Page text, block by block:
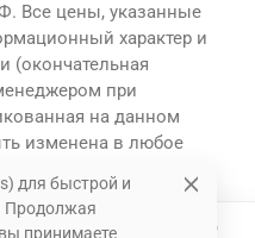
Все цены, указанные
характер и
(окончательная
при
на данном
изменена в любое
для быстрой и
Продолжая
принимаете